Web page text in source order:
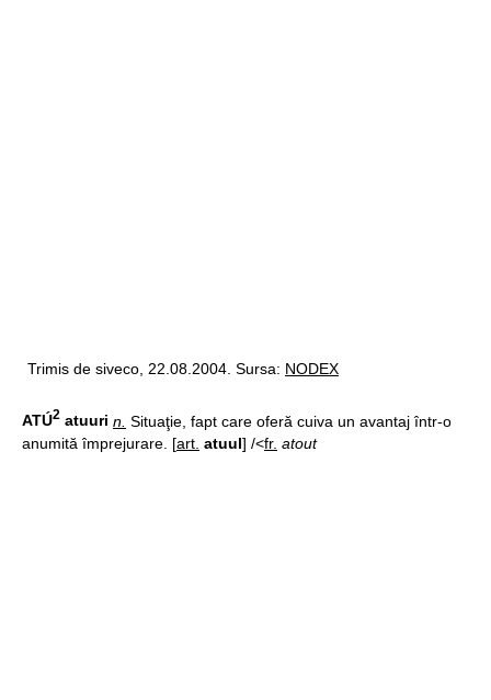
Trimis de siveco, 22.08.2004. Sursa: NODEX
ATÚ2 atuuri n. Situaţie, fapt care oferă cuiva un avantaj într-o
anumită împrejurare. [art. atuul] /<fr. atout